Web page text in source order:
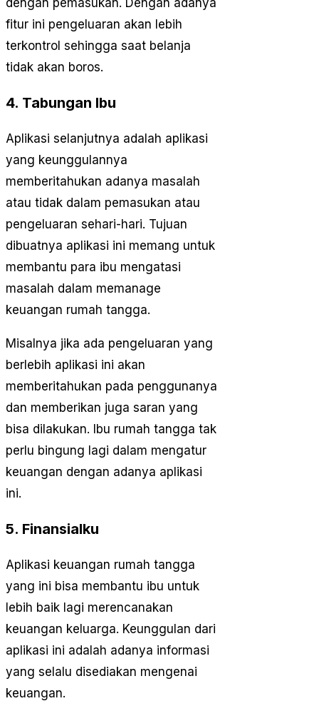
dengan pemasukan. Dengan adanya
fitur ini pengeluaran akan lebih
terkontrol sehingga saat belanja
tidak akan boros.
4. Tabungan Ibu
Aplikasi selanjutnya adalah aplikasi
yang keunggulannya
memberitahukan adanya masalah
atau tidak dalam pemasukan atau
pengeluaran sehari-hari. Tujuan
dibuatnya aplikasi ini memang untuk
membantu para ibu mengatasi
masalah dalam memanage
keuangan rumah tangga.
Misalnya jika ada pengeluaran yang
berlebih aplikasi ini akan
memberitahukan pada penggunanya
dan memberikan juga saran yang
bisa dilakukan. Ibu rumah tangga tak
perlu bingung lagi dalam mengatur
keuangan dengan adanya aplikasi
ini.
5. Finansialku
Aplikasi keuangan rumah tangga
yang ini bisa membantu ibu untuk
lebih baik lagi merencanakan
keuangan keluarga. Keunggulan dari
aplikasi ini adalah adanya informasi
yang selalu disediakan mengenai
keuangan.